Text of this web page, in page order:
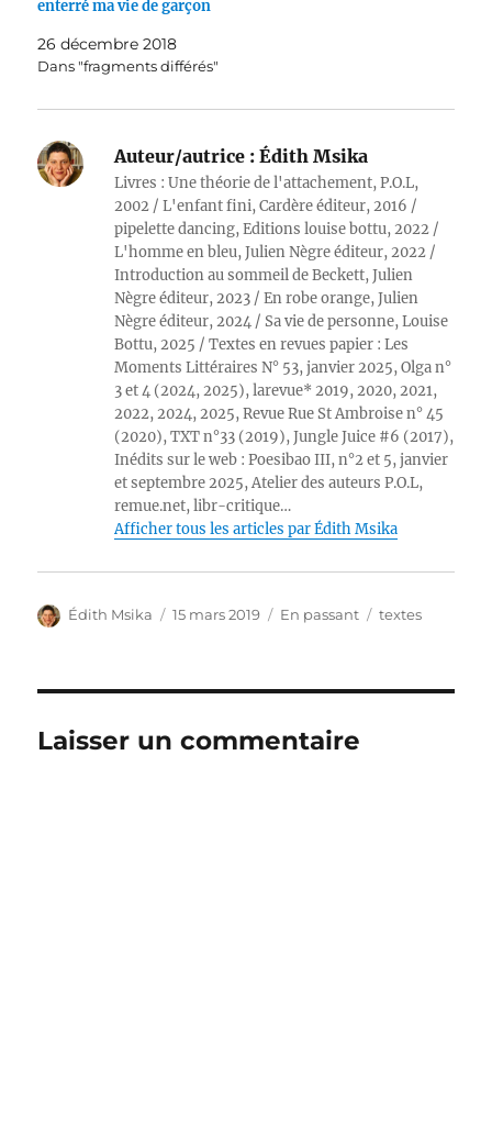
enterré ma vie de garçon
26 décembre 2018
Dans "fragments différés"
Auteur/autrice : Édith Msika
Livres : Une théorie de l'attachement, P.O.L,
2002 / L'enfant fini, Cardère éditeur, 2016 /
pipelette dancing, Editions louise bottu, 2022 /
L'homme en bleu, Julien Nègre éditeur, 2022 /
Introduction au sommeil de Beckett, Julien
Nègre éditeur, 2023 / En robe orange, Julien
Nègre éditeur, 2024 / Sa vie de personne, Louise
Bottu, 2025 / Textes en revues papier : Les
Moments Littéraires N° 53, janvier 2025, Olga n°
3 et 4 (2024, 2025), larevue* 2019, 2020, 2021,
2022, 2024, 2025, Revue Rue St Ambroise n° 45
(2020), TXT n°33 (2019), Jungle Juice #6 (2017),
Inédits sur le web : Poesibao III, n°2 et 5, janvier
et septembre 2025, Atelier des auteurs P.O.L,
remue.net, libr-critique…
Afficher tous les articles par Édith Msika
Auteur
Édith Msika
Publié
15 mars 2019 Format
En passant Catégories
textes
Laisser un commentaire